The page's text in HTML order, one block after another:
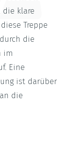
klare
Treppe
die
im
Eine
ist darüber
die